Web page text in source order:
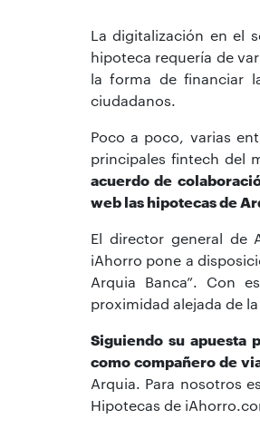
La digitalización en el
hipoteca requería de
la forma de financiar
ciudadanos.
Poco a poco, varias
principales fintech del
acuerdo de
web las hipotecas de
El director general de
iAhorro pone a
Arquia Banca”. Con
proximidad alejada de
Siguiendo su apuesta
como compañero de
Arquia. Para nosotros
Hipotecas de